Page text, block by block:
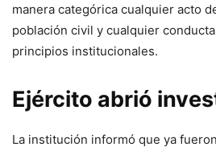
manera categórica cualquier acto
población civil y cualquier
principios institucionales.
Ejército abrió
La institución informó que ya